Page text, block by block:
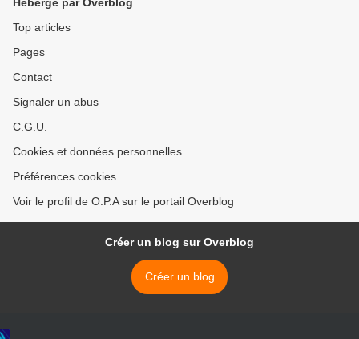
Top articles
Pages
Contact
Signaler un abus
C.G.U.
Cookies et données personnelles
Préférences cookies
Voir le profil de O.P.A sur le portail Overblog
Créer un blog sur Overblog
Créer un blog